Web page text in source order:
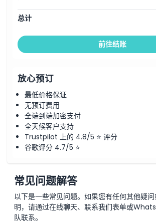
总计
前往结账
放心预订
最低价格保证
无预订费用
全端到端加密支付
全天候客户支持
Trustpilot 上的 4.8/5 ⭐ 评分
谷歌评分 4.7/5 ⭐
常见问题解答
以下是一些常见问题。如果您有任何其他疑
明，请通过在线聊天、联系我们表单或
队联系。